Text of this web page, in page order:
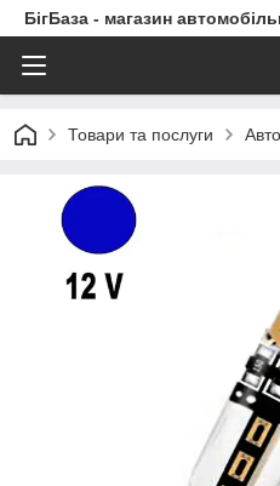
БігБаза - магазин
Товари та послуги